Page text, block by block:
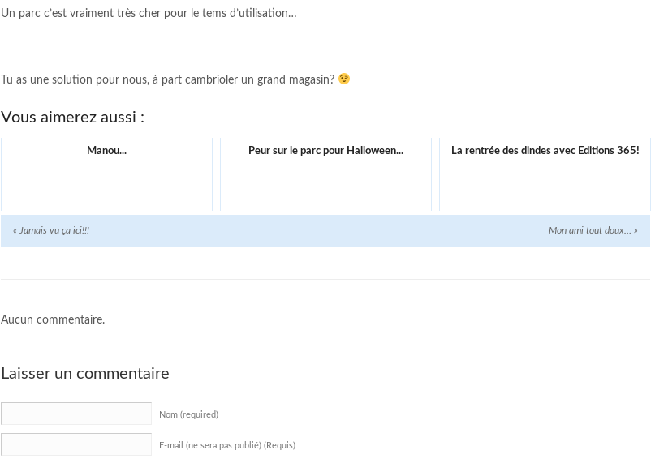
Un parc c’est vraiment très cher pour le tems d’utilisation…
Tu as une solution pour nous, à part cambrioler un grand magasin?
Vous aimerez aussi :
Manou... Peur sur le parc pour Halloween... La rentrée des dindes avec Editions 365!
« Jamais vu ça ici!!! Mon ami tout doux… »
Aucun commentaire.
Laisser un commentaire
Nom (required)
E-mail (ne sera pas publié) (Requis)